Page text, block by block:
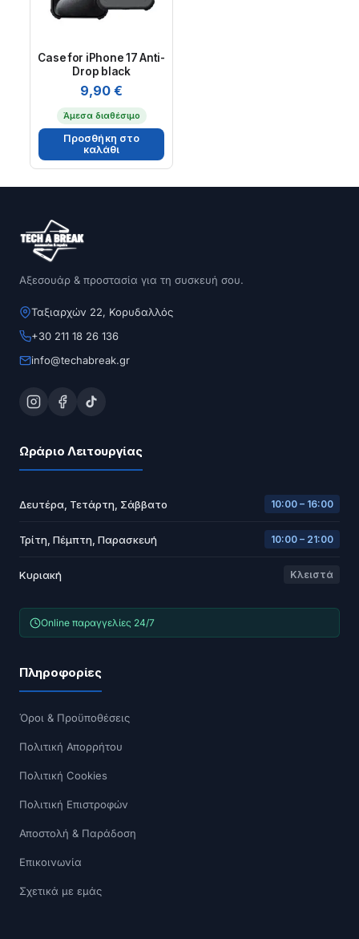
Case for iPhone 17 Anti-
Drop black
9,90€
Άμεσα διαθέσιμο
Προσθήκη στο
καλάθι
Αξεσουάρ & προστασία για τη συσκευή σου.
Ταξιαρχών 22, Κορυδαλλός
+30 211 18 26 136
info@techabreak.gr
Ωράριο Λειτουργίας
Δευτέρα, Τετάρτη, Σάββατο 10:00 – 16:00
Τρίτη, Πέμπτη, Παρασκευή 10:00 – 21:00
Κυριακή Κλειστά
Online παραγγελίες 24/7
Πληροφορίες
Όροι & Προϋποθέσεις
Πολιτική Απορρήτου
Πολιτική Cookies
Πολιτική Επιστροφών
Αποστολή & Παράδοση
Επικοινωνία
Σχετικά με εμάς